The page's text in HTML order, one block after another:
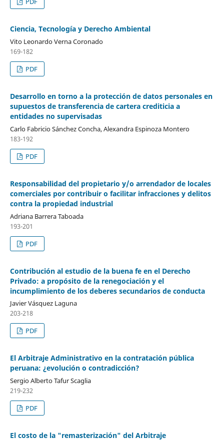
Ciencia, Tecnología y Derecho Ambiental
Vito Leonardo Verna Coronado
169-182
PDF
Desarrollo en torno a la protección de datos personales en
supuestos de transferencia de cartera crediticia a
entidades no supervisadas
Carlo Fabricio Sánchez Concha, Alexandra Espinoza Montero
183-192
PDF
Responsabilidad del propietario y/o arrendador de locales
comerciales por contribuir o facilitar infracciones y delitos
contra la propiedad industrial
Adriana Barrera Taboada
193-201
PDF
Contribución al estudio de la buena fe en el Derecho
Privado: a propósito de la renegociación y el
incumplimiento de los deberes secundarios de conducta
Javier Vásquez Laguna
203-218
PDF
El Arbitraje Administrativo en la contratación pública
peruana: ¿evolución o contradicción?
Sergio Alberto Tafur Scaglia
219-232
PDF
El costo de la "remasterización" del Arbitraje